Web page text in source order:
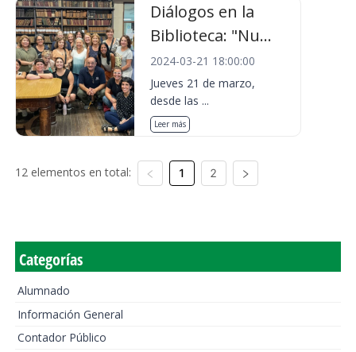
Diálogos en la
Biblioteca: "Nu...
2024-03-21 18:00:00
Jueves 21 de marzo,
desde las ...
Leer más
12 elementos en total: 1 2
Categorías
Alumnado
Información General
Contador Público